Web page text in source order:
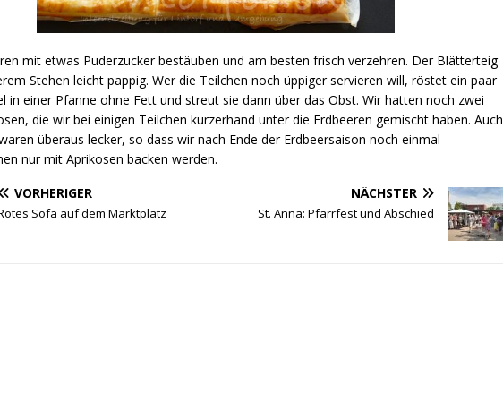
mit etwas Puderzucker bestäuben und am besten frisch verzehren. Der Blätterteig
Stehen leicht pappig. Wer die Teilchen noch üppiger servieren will, röstet ein paar
in einer Pfanne ohne Fett und streut sie dann über das Obst. Wir hatten noch zwei
die wir bei einigen Teilchen kurzerhand unter die Erdbeeren gemischt haben. Auch
überaus lecker, so dass wir nach Ende der Erdbeersaison noch einmal
nur mit Aprikosen backen werden.
VORHERIGER
Sofa auf dem Marktplatz
NÄCHSTER
St. Anna: Pfarrfest und Abschied